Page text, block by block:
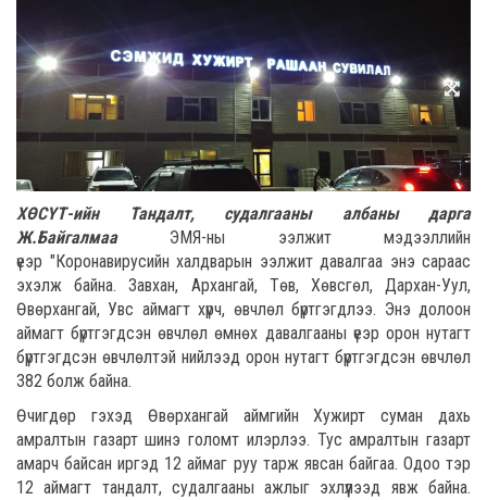
ХӨСҮТ-ийн Тандалт, судалгааны албаны дарга
Ж.Байгалмаа ЭМЯ-ны ээлжит мэдээллийн
үеэр "Коронавирусийн халдварын ээлжит давалгаа энэ сараас
эхэлж байна. Завхан, Архангай, Төв, Хөвсгөл, Дархан-Уул,
Өвөрхангай, Увс аймагт хүрч, өвчлөл бүртгэгдлээ. Энэ долоон
аймагт бүртгэгдсэн өвчлөл өмнөх давалгааны үеэр орон нутагт
бүртгэгдсэн өвчлөлтэй нийлээд орон нутагт бүртгэгдсэн өвчлөл
382 болж байна.
Өчигдөр гэхэд Өвөрхангай аймгийн Хужирт суман дахь
амралтын газарт шинэ голомт илэрлээ. Тус амралтын газарт
амарч байсан иргэд 12 аймаг руу тарж явсан байгаа. Одоо тэр
12 аймагт тандалт, судалгааны ажлыг эхлүүлээд явж байна.